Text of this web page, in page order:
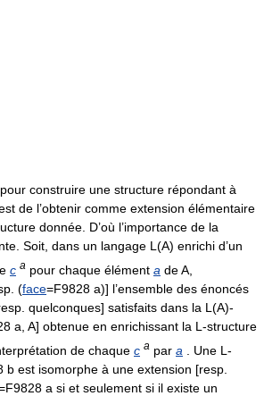
construire une structure répondant à
de l’obtenir comme extension élémentaire
donnée. D’où l’importance de la
Soit, dans un langage L(A) enrichi d’un
c a pour chaque élément a de A,
(face=F9828 a)] l’ensemble des énoncés
quelconques] satisfaits dans la L(A)-
a, A] obtenue en enrichissant la L-structure
de chaque c a par a . Une L-
b est isomorphe à une extension [resp.
a si et seulement si il existe un